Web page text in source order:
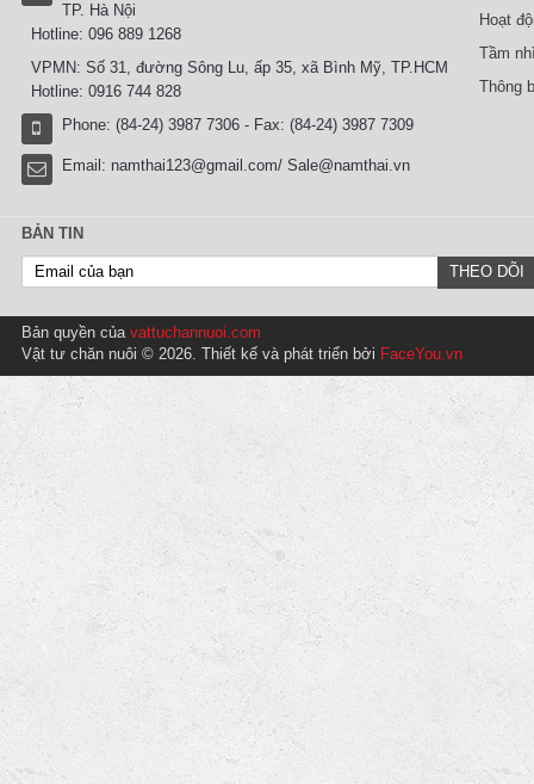
TP. Hà Nội
Hotline: 096 889 1268
VPMN: Số 31, đường Sông Lu, ấp 35, xã Bình Mỹ, TP.HCM
Hotline: 0916 744 828
Phone: (84-24) 3987 7306 - Fax: (84-24) 3987 7309
Email: namthai123@gmail.com/ Sale@namthai.vn
Hoạt
Tầm
Thông
BẢN TIN
Bản quyền của vattuchannuoi.com
Vật tư chăn nuôi © 2026. Thiết kế và phát triển bởi FaceYou.vn